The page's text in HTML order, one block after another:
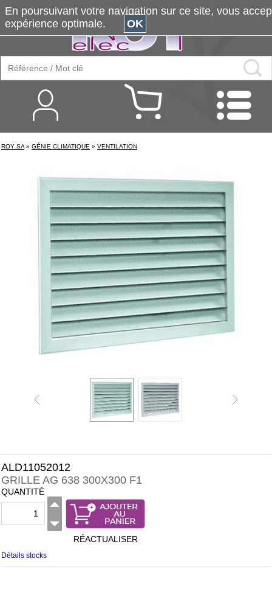
ROY SA » GÉNIE CLIMATIQUE » VENTILATION
ALD11052012
GRILLE AG 638 300X300 F1
QUANTITÉ
RÉACTUALISER
Détails stocks
En poursuivant votre navigation sur ce site, vous
expérience optimale.
OK